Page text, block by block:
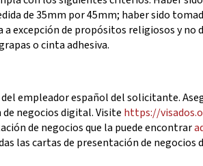
de 35mm por 45mm; haber sido
excepción de propósitos religiosos y
o cinta adhesiva.
empleador español del solicitante.
negocios digital. Visite https://
de negocios que la puede encontrar
las cartas de presentación de negocios